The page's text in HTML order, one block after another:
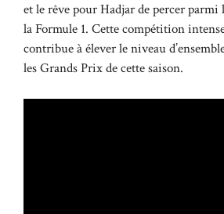
et le rêve pour Hadjar de percer parmi
la Formule 1. Cette compétition
contribue à élever le niveau
les Grands Prix de cette saison.